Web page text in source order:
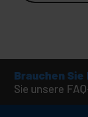
Brauchen Sie
Sie unsere